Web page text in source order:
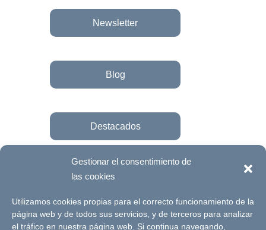
Gestionar el consentimiento de
las cookies
Utilizamos cookies propias para el correcto funcionamiento de la
página web y de todos sus servicios, y de terceros para analizar
el tráfico en nuestra página web. Si continua navegando,
Newsletter
Blog
Destacados
Únete a la fundación